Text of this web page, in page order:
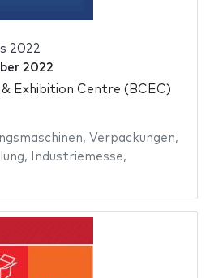
2022
2022
Exhibition Centre (BCEC)
, Verpackungen,
, Industriemesse,